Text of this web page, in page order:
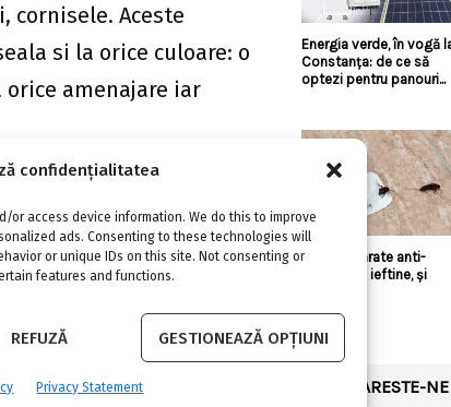
confidențialitatea
or access device information. We do this to improve
ads. Consenting to these technologies will
or unique IDs on this site. Not consenting or
features and functions.
REFUZĂ GESTIONEAZĂ OPȚIUNI
Privacy Statement
cornisele. Aceste
si la orice culoare: o
amenajare iar
se foloseste si
densitate, deci foarte
pe baza de apa.
intemperiilor,
intregii case o
Energia verde, în vogă
Constanța: de ce să
optezi pentru panouri...
Există aparate anti-
gândaci și ieftine, și
URMARESTE-